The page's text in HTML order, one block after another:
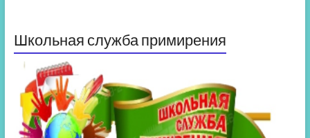
Школьная служба примирения